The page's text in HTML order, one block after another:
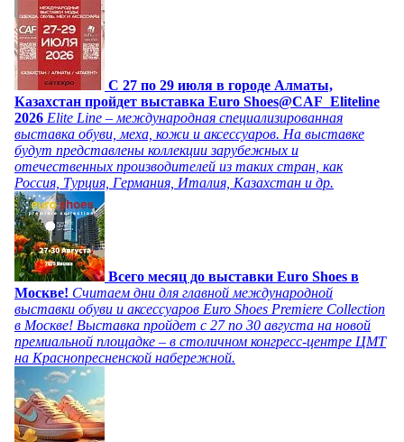
C 27 по 29 июля в городе Алматы,
Казахстан пройдет выставка Euro Shoes@CAF_Eliteline
2026 Elite Line – международная специализированная
выставка обуви, меха, кожи и аксессуаров. На выставке
будут представлены коллекции зарубежных и
отечественных производителей из таких стран, как
Россия, Турция, Германия, Италия, Казахстан и др.
Всего месяц до выставки Euro Shoes в
Москве! Считаем дни для главной международной
выставки обуви и аксессуаров Euro Shoes Premiere Collection
в Москве! Выставка пройдет с 27 по 30 августа на новой
премиальной площадке – в столичном конгресс-центре ЦМТ
на Краснопресненской набережной.